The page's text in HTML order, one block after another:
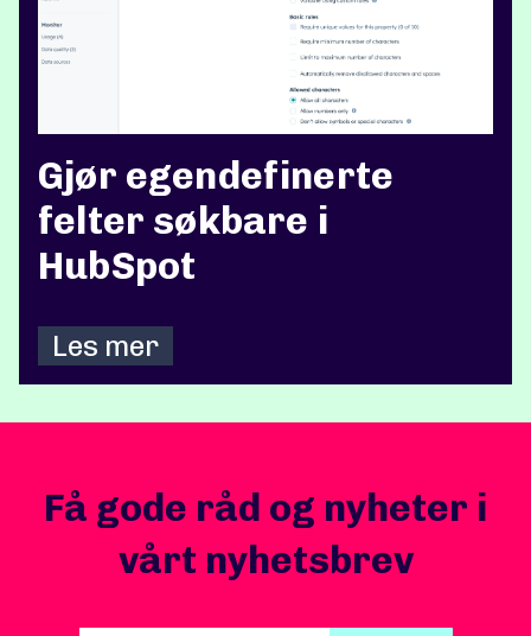
Gjør egendefinerte
felter søkbare i
HubSpot
Les mer
Få gode råd og nyheter i
vårt nyhetsbrev